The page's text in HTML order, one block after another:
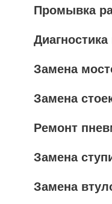
Промывка
Замена
Замена
Ремонт
Замена
Замена